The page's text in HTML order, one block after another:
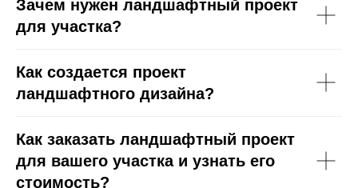
Зачем нужен ландшафтный проект
для участка?
Как создается проект
ландшафтного дизайна?
Как заказать ландшафтный проект
для вашего участка и узнать его
стоимость?